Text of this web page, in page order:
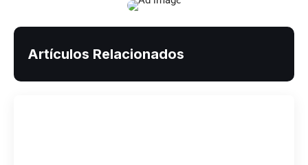
Artículos Relacionados